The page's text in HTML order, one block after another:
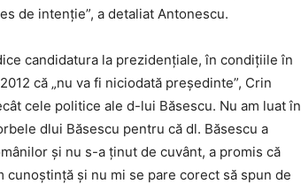
de intenție”, a detaliat Antonescu.
candidatura la prezidențiale, în condițiile în
că „nu va fi niciodată președinte”, Crin
cele politice ale d-lui Băsescu. Nu am luat în
dlui Băsescu pentru că dl. Băsescu a
și nu s-a ținut de cuvânt, a promis că
și nu mi se pare corect să spun de